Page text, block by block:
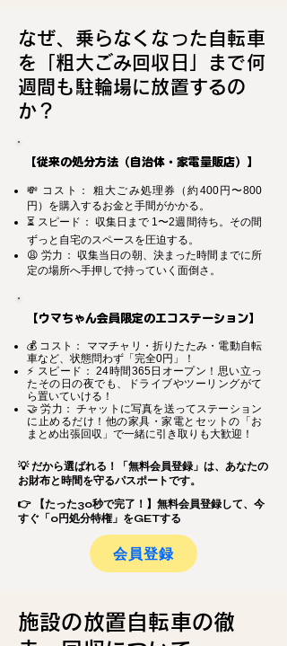
なぜ、乗らなくなった自転車
を「粗大ごみ回収日」まで何
週間も駐輪場に放置するの
か？
【従来の処分方法（自治体・家電量販店）】
💸 コスト： 粗大ごみ処理券（約400円〜800
円）を購入するお金と手間がかかる。
⏳ スピード： 収集日まで 1〜2週間待ち。その間
ずっと自宅のスペースを圧迫する。
😩 労力： 収集当日の朝、決まった時間までに所
定の場所へ手押しで持っていく面倒さ。
【ウマちゃん会員限定のエコステーション】
💰 コスト： ママチャリ・折りたたみ・電動自転
車など、状態問わず「完全0円」！
⚡ スピード： 24時間365日オープン！思い立っ
たその日の夜でも、ドライブやツーリングがて
ら置いていける！
🤝 労力： チャットに写真を送ってステーション
に止めるだけ！他の家具・家電とセットの「お
まとめ出張回収」で一緒に引き取りも大歓迎！
💡 だから選ばれる！「無料会員登録」は、あなたの
お財布と時間を守るパスポートです。
👉 【たった30秒で完了！】無料会員登録して、今
すぐ「0円処分特権」をGETする
会員登録
施設の放置自転車の徹